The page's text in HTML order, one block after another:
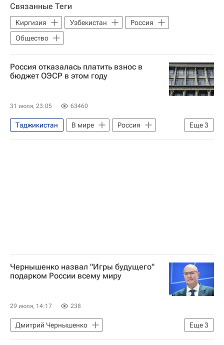
Сергей Лавров
Связанные Теги
Киргизия Узбекистан
Россия
Общество
Россия отказалась платить взнос в
бюджет ОЭСР в этом году
31 июля, 23:05 63460
Еще3
Таджикистан В мире
Россия
Государственная корпорация по атомной энергии "Росатом"
Чернышенко назвал "Игры будущего"
подарком России всему миру
29 июля, 14:17 238
Еще3
Дмитрий Чернышенко
Касым-Жомарт Токаев